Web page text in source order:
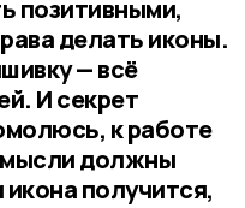
позитивными,
делать иконы.
— всё
И секрет
к работе
мысли должны
получится,